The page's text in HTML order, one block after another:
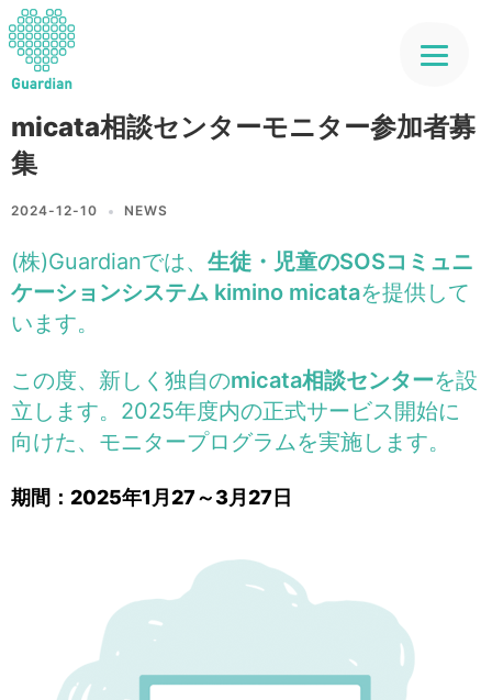
micata相談センターモニター参加者募
集
2024-12-10 NEWS
(株)Guardianでは、 生徒・児童のSOSコミュニ
ケーションシステム kimino micataを提供して
います。
この度、新しく独自のmicata相談センターを設
立します。2025年度内の正式サービス開始に
向けた、モニタープログラムを実施します。
期間：2025年1月27～3月27日